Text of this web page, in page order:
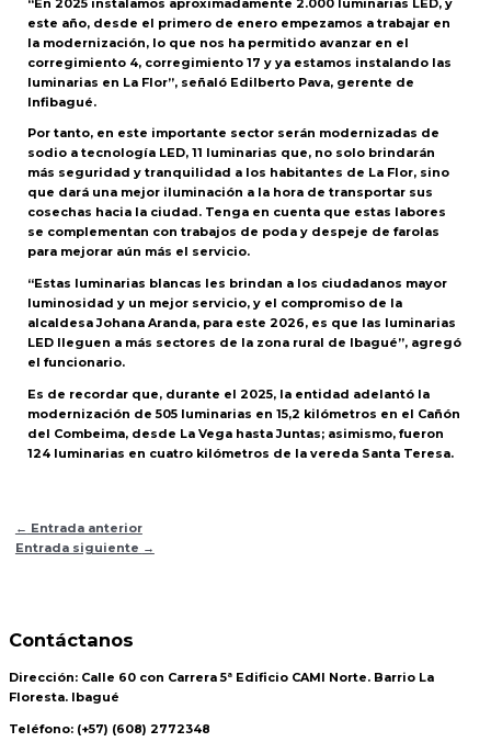
este año, desde el primero de enero empezamos a trabajar en
la modernización, lo que nos ha permitido avanzar en el
corregimiento 4, corregimiento 17 y ya estamos instalando las
luminarias en La Flor”, señaló Edilberto Pava, gerente de
Infibagué.
Por tanto, en este importante sector serán modernizadas de
sodio a tecnología LED, 11 luminarias que, no solo brindarán
más seguridad y tranquilidad a los habitantes de La Flor, sino
que dará una mejor iluminación a la hora de transportar sus
cosechas hacia la ciudad. Tenga en cuenta que estas labores
se complementan con trabajos de poda y despeje de farolas
para mejorar aún más el servicio.
“Estas luminarias blancas les brindan a los ciudadanos mayor
luminosidad y un mejor servicio, y el compromiso de la
alcaldesa Johana Aranda, para este 2026, es que las luminarias
LED lleguen a más sectores de la zona rural de Ibagué”, agregó
el funcionario.
Es de recordar que, durante el 2025, la entidad adelantó la
modernización de 505 luminarias en 15,2 kilómetros en el Cañón
del Combeima, desde La Vega hasta Juntas; asimismo, fueron
124 luminarias en cuatro kilómetros de la vereda Santa Teresa.
← Entrada anterior
Entrada siguiente →
Contáctanos
Dirección: Calle 60 con Carrera 5ª Edificio CAMI Norte. Barrio La
Floresta. Ibagué
Teléfono: (+57) (608) 2772348